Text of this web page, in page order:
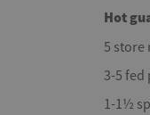
Hot
5 store
3-5 fed
1-1½